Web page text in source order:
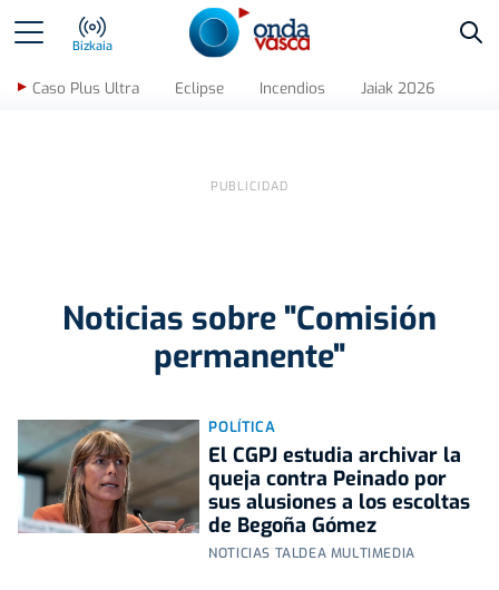
Bizkaia
Caso Plus Ultra Eclipse Incendios Jaiak 2026
Noticias sobre "Comisión
permanente"
POLÍTICA
El CGPJ estudia archivar la
queja contra Peinado por
sus alusiones a los escoltas
de Begoña Gómez
NOTICIAS TALDEA MULTIMEDIA